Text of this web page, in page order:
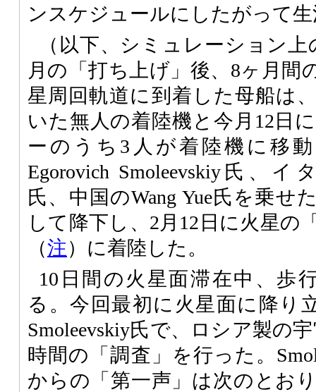
ンスケジュールにしたがって
（以下、シミュレーション
月の「打ち上げ」後、8ヶ月間
星周回軌道に到着した母船は
いた無人の着陸機と今月12日
ーのうち3人が着陸機に移動
Egorovich Smoleevskiy氏、イ
氏、中国のWang Yue氏を乗せ
して降下し、2月12日に火星の
（注）に着陸した。
10日間の火星面滞在中、歩
る。今回最初に火星面に降り
Smoleevskiy氏で、ロシア製の
時間の「調査」を行った。
からの「第一声」は次のとお